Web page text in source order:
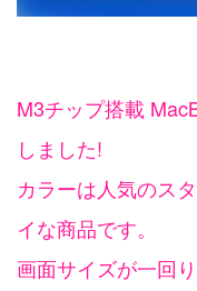
M3チップ搭載
しました!
カラーは人気のス
イな商品です。
画面サイズが一回